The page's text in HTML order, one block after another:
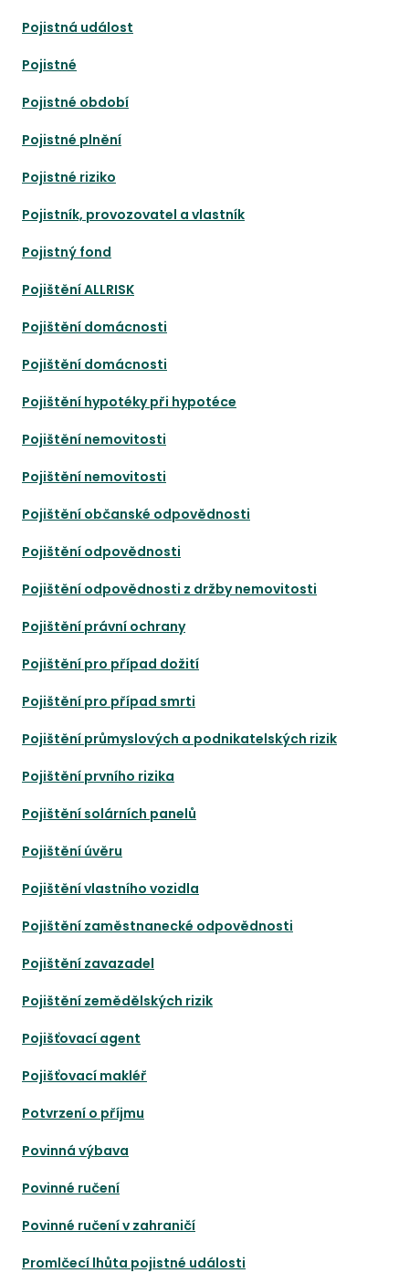
Pojistná událost
Pojistné
Pojistné období
Pojistné plnění
Pojistné riziko
Pojistník, provozovatel a vlastník
Pojistný fond
Pojištění ALLRISK
Pojištění domácnosti
Pojištění domácnosti
Pojištění hypotéky při hypotéce
Pojištění nemovitosti
Pojištění nemovitosti
Pojištění občanské odpovědnosti
Pojištění odpovědnosti
Pojištění odpovědnosti z držby nemovitosti
Pojištění právní ochrany
Pojištění pro případ dožití
Pojištění pro případ smrti
Pojištění průmyslových a podnikatelských rizik
Pojištění prvního rizika
Pojištění solárních panelů
Pojištění úvěru
Pojištění vlastního vozidla
Pojištění zaměstnanecké odpovědnosti
Pojištění zavazadel
Pojištění zemědělských rizik
Pojišťovací agent
Pojišťovací makléř
Potvrzení o příjmu
Povinná výbava
Povinné ručení
Povinné ručení v zahraničí
Promlčecí lhůta pojistné události